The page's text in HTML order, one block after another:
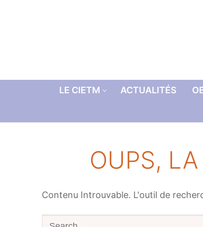
LE CIETM ACTUALITÉS
OUPS, LA
Contenu Introuvable. L'outil de
Rechercher